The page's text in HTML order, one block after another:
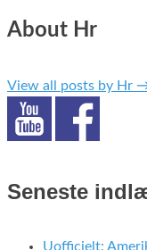
About Hr
View all posts by Hr
Seneste
Uofficielt: